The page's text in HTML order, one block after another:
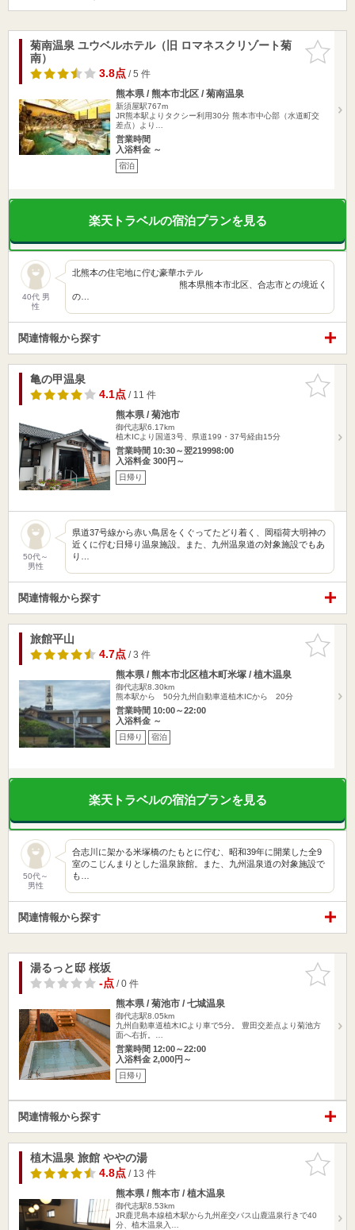
お気に入
りに追加
菊南温泉 ユウベルホテル（旧 ロマネスクリゾート菊
南）
3.8点/ 5 件
熊本県 / 熊本市北区 / 菊南温泉
新須屋駅767m
JR熊本駅よりタクシー利用30分 熊本市中心部（水道町交
差点）より…
営業時間
入浴料金 ～
宿泊
楽天トラベルの宿泊プランを見る
40代 男
性
北熊本の住宅地に佇む豪華ホテル
熊本県熊本市北区、合志市との境近く
の…
関連情報から探す
お気に入
りに追加
亀の甲温泉
4.1点/ 11 件
熊本県 / 菊池市
御代志駅6.17km
植木ICより国道3号、県道199・37号経由15分
営業時間 10:30～翌219998:00
入浴料金 300円～
日帰り
50代～
男性
県道37号線から赤い鳥居をくぐってたどり着く、岡稲荷大明神の
近くに佇む日帰り温泉施設。また、九州温泉道の対象施設でもあ
り…
関連情報から探す
お気に入
りに追加
旅館平山
4.7点/ 3 件
熊本県 / 熊本市北区植木町米塚 / 植木温泉
御代志駅8.30km
熊本駅から 50分九州自動車道植木ICから 20分
営業時間 10:00～22:00
入浴料金 ～
日帰り 宿泊
楽天トラベルの宿泊プランを見る
50代～
男性
合志川に架かる米塚橋のたもとに佇む、昭和39年に開業した全9
室のこじんまりとした温泉旅館。また、九州温泉道の対象施設で
も…
関連情報から探す
お気に入
りに追加
湯るっと邸 桜坂
-点/ 0 件
熊本県 / 菊池市 / 七城温泉
御代志駅8.05km
九州自動車道植木ICより車で5分。 豊田交差点より菊池方
面へ右折。…
営業時間 12:00～22:00
入浴料金 2,000円～
日帰り
関連情報から探す
お気に入
りに追加
植木温泉 旅館 ややの湯
4.8点/ 13 件
熊本県 / 熊本市 / 植木温泉
御代志駅8.53km
JR鹿児島本線植木駅から九州産交バス山鹿温泉行きで40
分、植木温泉入…